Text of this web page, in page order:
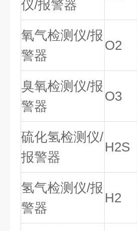
仪/报警器
氧气检测仪/报
警器
O2
臭氧检测仪/报
警器
O3
硫化氢检测仪/
报警器
H2S
氢气检测仪/报
警器
H2